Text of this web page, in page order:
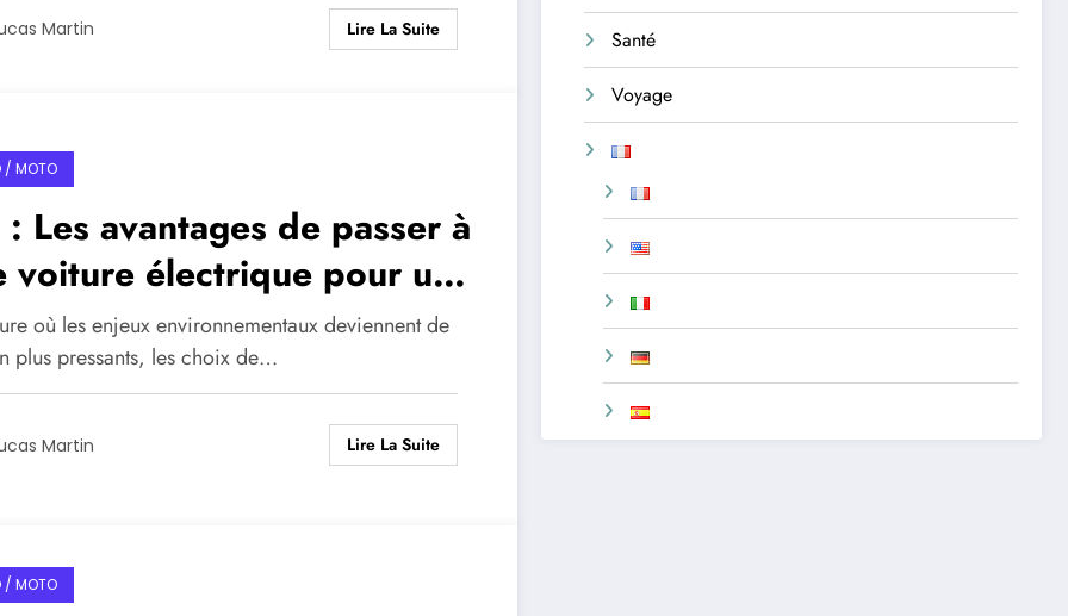
Martin Lire La Suite
/ MOTO
Les avantages de passer à
voiture électrique pour un
durable
où les enjeux environnementaux deviennent de
plus pressants, les choix de…
Martin Lire La Suite
/ MOTO
Santé
Voyage